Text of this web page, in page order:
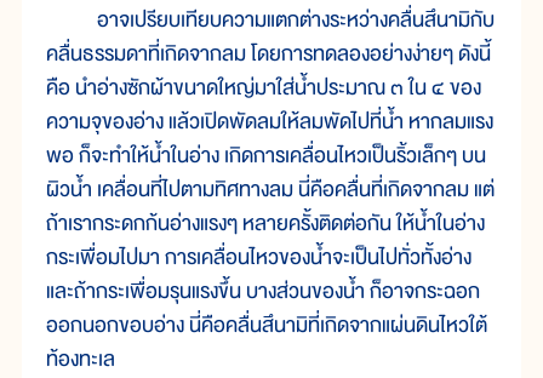
อาจเปรียบเทียบความแตกต่างระหว่างคลื่นสึนามิกับ
คลื่นธรรมดาที่เกิดจากลม โดยการทดลองอย่างง่ายๆ ดังนี้
คือ นำอ่างซักผ้าขนาดใหญ่มาใส่น้ำประมาณ ๓ ใน ๔ ของ
ความจุของอ่าง แล้วเปิดพัดลมให้ลมพัดไปที่น้ำ หากลมแรง
พอ ก็จะทำให้น้ำในอ่าง เกิดการเคลื่อนไหวเป็นริ้วเล็กๆ บน
ผิวน้ำ เคลื่อนที่ไปตามทิศทางลม นี่คือคลื่นที่เกิดจากลม แต่
ถ้าเรากระดกก้นอ่างแรงๆ หลายครั้งติดต่อกัน ให้น้ำในอ่าง
กระเพื่อมไปมา การเคลื่อนไหวของน้ำจะเป็นไปทั่วทั้งอ่าง
และถ้ากระเพื่อมรุนแรงขึ้น บางส่วนของน้ำ ก็อาจกระฉอก
ออกนอกขอบอ่าง นี่คือคลื่นสึนามิที่เกิดจากแผ่นดินไหวใต้
ท้องทะเล